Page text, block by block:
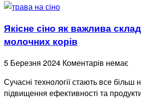
Якісне сіно як важлива
молочних корів
5 Березня 2024 Коментарів немає
Сучасні технології стають все більш
підвищення ефективності та